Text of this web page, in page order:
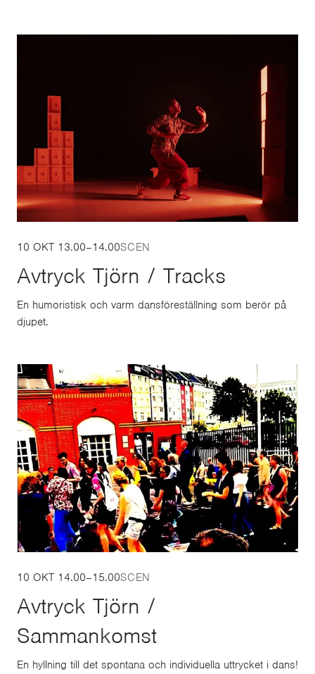
10 OKT 13.00–14.00SCEN
Avtryck Tjörn / Tracks
En humoristisk och varm dansföreställning som berör på
djupet.
10 OKT 14.00–15.00SCEN
Avtryck Tjörn /
Sammankomst
En hyllning till det spontana och individuella uttrycket i dans!